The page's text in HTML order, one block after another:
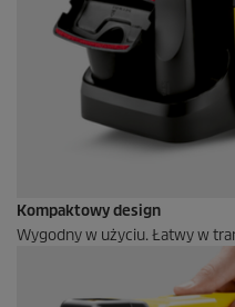
Kompaktowy design
Wygodny w użyciu. Łatwy w